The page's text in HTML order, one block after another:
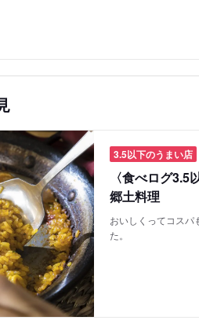
3.5以下のうまい店
〈食べログ
郷土料理
おいしくってコスパ
た。